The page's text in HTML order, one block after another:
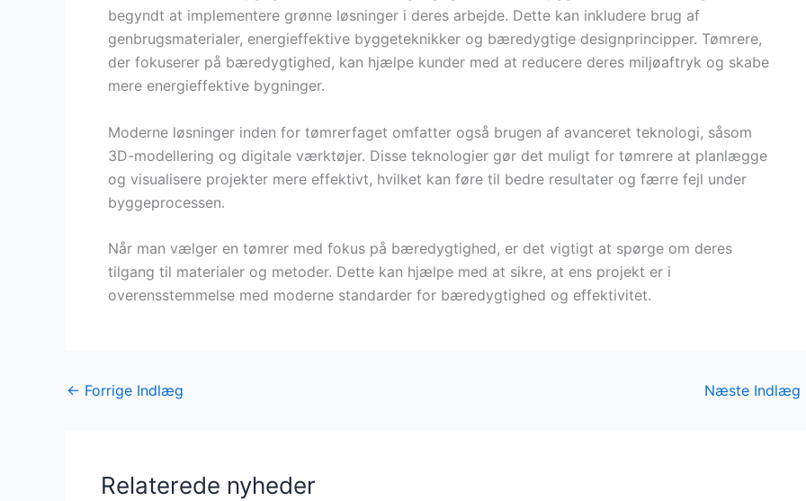
begyndt at implementere grønne løsninger i deres arbejde. Dette kan inkludere brug af
genbrugsmaterialer, energieffektive byggeteknikker og bæredygtige designprincipper. Tømrere,
der fokuserer på bæredygtighed, kan hjælpe kunder med at reducere deres miljøaftryk og skabe
mere energieffektive bygninger.
Moderne løsninger inden for tømrerfaget omfatter også brugen af avanceret teknologi, såsom
3D-modellering og digitale værktøjer. Disse teknologier gør det muligt for tømrere at planlægge
og visualisere projekter mere effektivt, hvilket kan føre til bedre resultater og færre fejl under
byggeprocessen.
Når man vælger en tømrer med fokus på bæredygtighed, er det vigtigt at spørge om deres
tilgang til materialer og metoder. Dette kan hjælpe med at sikre, at ens projekt er i
overensstemmelse med moderne standarder for bæredygtighed og effektivitet.
← Forrige Indlæg Næste Indlæg
Relaterede nyheder